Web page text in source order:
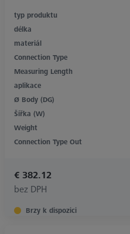
typ produktu
délka
materiál
Connection Type
Measuring Length
aplikace
Ø Body (DG)
Šířka (W)
Weight
Connection Type Out
€ 382.12
bez DPH
Brzy k dispozici